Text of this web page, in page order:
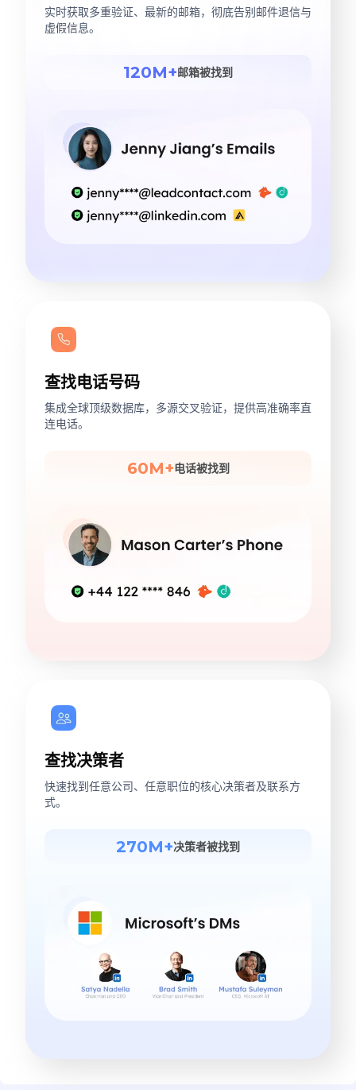
实时获取多重验证、最新的邮箱，彻底告别邮件退信与
虚假信息。
120M+邮箱被找到
查找电话号码
集成全球顶级数据库，多源交叉验证，提供高准确率直
连电话。
60M+电话被找到
查找决策者
快速找到任意公司、任意职位的核心决策者及联系方
式。
270M+决策者被找到